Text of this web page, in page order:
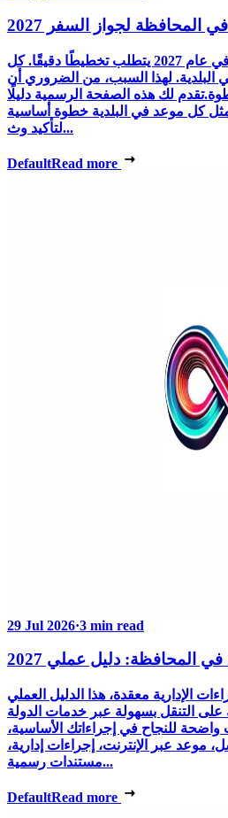
المحافظة لجواز السفر 2027
الحصول على جواز سفر في عام 2027 يتطلب تخطيطًا دقيقًا. كل
البلدية. لهذا السبب، من الضروري أن
لك هذه الصفحة الرسمية دليلًا
كل موعد في البلدية خطوة أساسية
لتأكيد وث...
DefaultRead more
29 Jul 2026·3 min read
المحافظة: دليل عملي 2027
الإدارية معقدة، هذا الدليل العملي
على التنقل بسهولة عبر خدمات الدولة
للنجاح في إجراءاتك الأساسية،
عبر الإنترنت، إجراءات إدارية،
مستندات رسمية...
DefaultRead more